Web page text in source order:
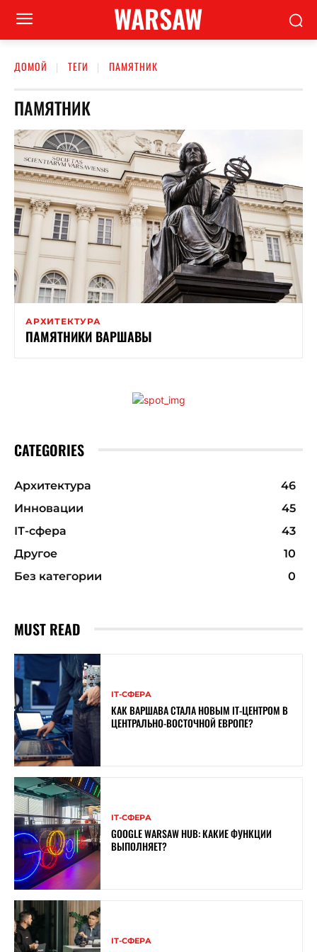
WARSAW
ДОМОЙ ТЕГИ ПАМЯТНИК
ПАМЯТНИК
АРХИТЕКТУРА
ПАМЯТНИКИ ВАРШАВЫ
CATEGORIES
Архитектура
46
Инновации
45
ІТ-сфера
43
Другое
10
Без категории
0
MUST READ
ІТ-СФЕРА
КАК ВАРШАВА СТАЛА НОВЫМ IT-ЦЕНТРОМ В
ЦЕНТРАЛЬНО-ВОСТОЧНОЙ ЕВРОПЕ?
ІТ-СФЕРА
GOOGLE WARSAW HUB: КАКИЕ ФУНКЦИИ
ВЫПОЛНЯЕТ?
ІТ-СФЕРА